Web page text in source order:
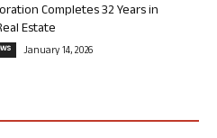
Completes 32 Years in
Estate
January 14, 2026